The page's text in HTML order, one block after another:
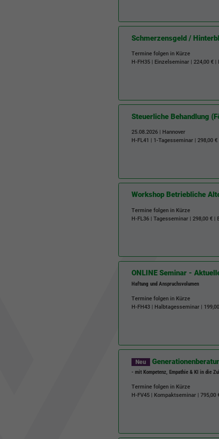
Schmerzensgeld /
Termine folgen in Kürze
H-FH35 | Einzelseminar | 224,00 €
Steuerliche Behandlung
25.08.2026 | Hannover
H-FL41 | 1-Tagesseminar | 298,00
Workshop Betriebliche
Termine folgen in Kürze
H-FL36 | Tagesseminar | 298,00 € |
ONLINE Seminar -
Haftung und Anspruchsvolumen
Termine folgen in Kürze
H-FH43 | Halbtagesseminar |
Neu
- mit Kompetenz, Empathie & KI in die
Termine folgen in Kürze
H-FV45 | Kompaktseminar | 795,00